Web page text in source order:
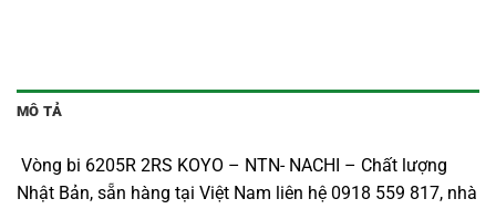
MÔ TẢ
Vòng bi 6205R 2RS KOYO – NTN- NACHI – Chất lượng
Nhật Bản, sẵn hàng tại Việt Nam liên hệ 0918 559 817, nhà